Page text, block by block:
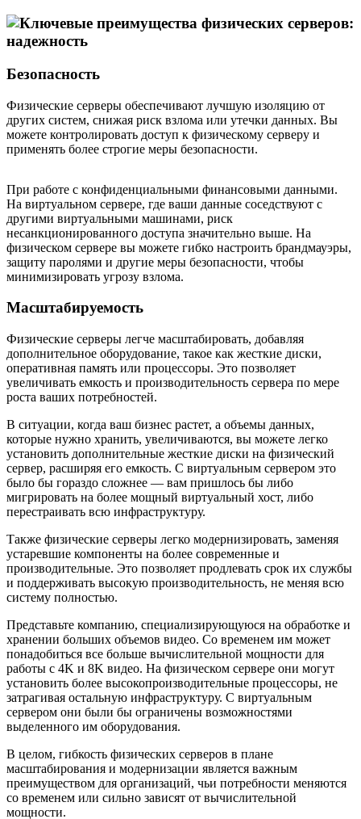
Безопасность
Физические серверы обеспечивают лучшую изоляцию от
других систем, снижая риск взлома или утечки данных. Вы
можете контролировать доступ к физическому серверу и
применять более строгие меры безопасности.
При работе с конфиденциальными финансовыми данными.
На виртуальном сервере, где ваши данные соседствуют с
другими виртуальными машинами, риск
несанкционированного доступа значительно выше. На
физическом сервере вы можете гибко настроить брандмауэры,
защиту паролями и другие меры безопасности, чтобы
минимизировать угрозу взлома.
Масштабируемость
Физические серверы легче масштабировать, добавляя
дополнительное оборудование, такое как жесткие диски,
оперативная память или процессоры. Это позволяет
увеличивать емкость и производительность сервера по мере
роста ваших потребностей.
В ситуации, когда ваш бизнес растет, а объемы данных,
которые нужно хранить, увеличиваются, вы можете легко
установить дополнительные жесткие диски на физический
сервер, расширяя его емкость. С виртуальным сервером это
было бы гораздо сложнее — вам пришлось бы либо
мигрировать на более мощный виртуальный хост, либо
перестраивать всю инфраструктуру.
Также физические серверы легко модернизировать, заменяя
устаревшие компоненты на более современные и
производительные. Это позволяет продлевать срок их службы
и поддерживать высокую производительность, не меняя всю
систему полностью.
Представьте компанию, специализирующуюся на обработке и
хранении больших объемов видео. Со временем им может
понадобиться все больше вычислительной мощности для
работы с 4K и 8K видео. На физическом сервере они могут
установить более высокопроизводительные процессоры, не
затрагивая остальную инфраструктуру. С виртуальным
сервером они были бы ограничены возможностями
выделенного им оборудования.
В целом, гибкость физических серверов в плане
масштабирования и модернизации является важным
преимуществом для организаций, чьи потребности меняются
со временем или сильно зависят от вычислительной
мощности.